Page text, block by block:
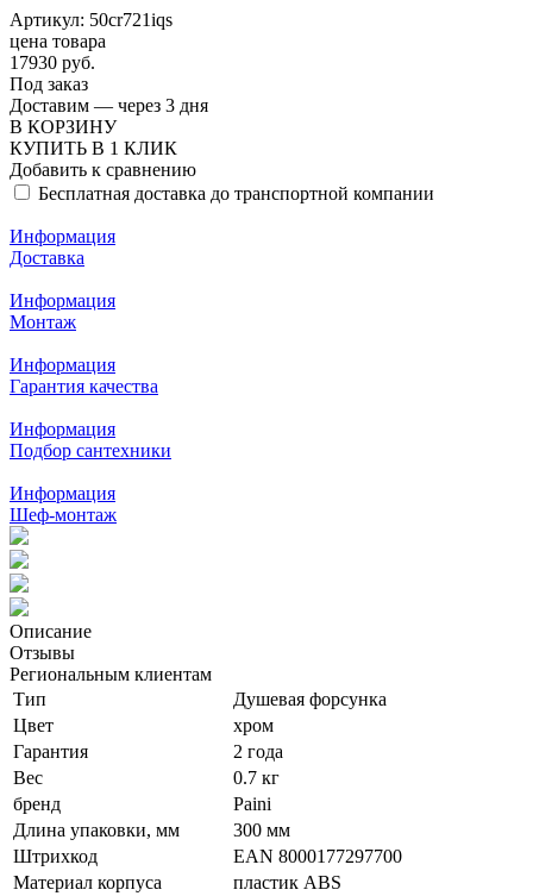
Артикул: 50cr721iqs
цена товара
17930 руб.
Под заказ
Доставим — через 3 дня
В КОРЗИНУ
КУПИТЬ В 1 КЛИК
Добавить к сравнению
Бесплатная доставка до транспортной компании
Информация
Доставка
Информация
Монтаж
Информация
Гарантия качества
Информация
Подбор сантехники
Информация
Шеф-монтаж
Описание
Отзывы
Региональным клиентам
Тип
Душевая форсунка
Цвет
хром
Гарантия
2 года
Вес
0.7 кг
бренд
Paini
Длина упаковки, мм
300 мм
Штрихкод
EAN 8000177297700
Материал корпуса
пластик ABS